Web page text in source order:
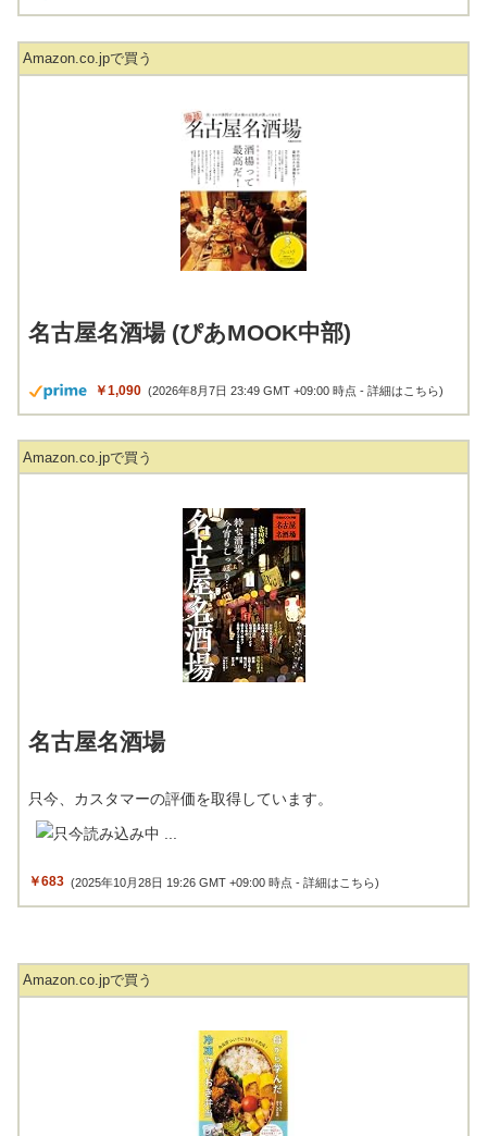
Amazon.co.jpで買う
名古屋名酒場 (ぴあMOOK中部)
￥1,090 (2026年8月7日 23:49 GMT +09:00 時点 -詳細はこちら)
Amazon.co.jpで買う
名古屋名酒場
只今、カスタマーの評価を取得しています。